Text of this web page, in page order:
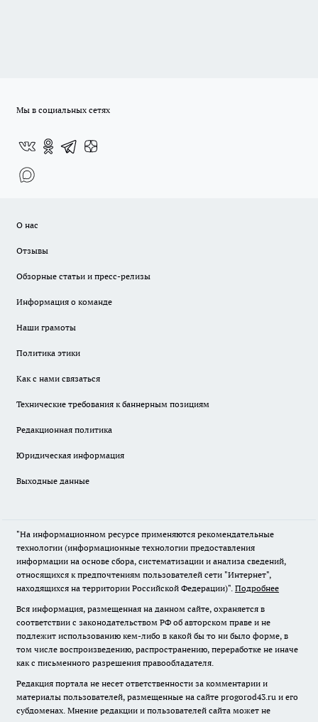
Мы в социальных сетях
О нас
Отзывы
Обзорные статьи и пресс-релизы
Информация о команде
Наши грамоты
Политика этики
Как с нами связаться
Технические требования к баннерным позициям
Редакционная политика
Юридическая информация
Выходные данные
"На информационном ресурсе применяются рекомендательные
технологии (информационные технологии предоставления
информации на основе сбора, систематизации и анализа сведений,
относящихся к предпочтениям пользователей сети "Интернет",
находящихся на территории Российской Федерации)". Подробнее
Вся информация, размещенная на данном сайте, охраняется в
соответствии с законодательством РФ об авторском праве и не
подлежит использованию кем-либо в какой бы то ни было форме, в
том числе воспроизведению, распространению, переработке не иначе
как с письменного разрешения правообладателя.
Редакция портала не несет ответственности за комментарии и
материалы пользователей, размещенные на сайте progorod43.ru и его
субдоменах. Мнение редакции и пользователей сайта может не